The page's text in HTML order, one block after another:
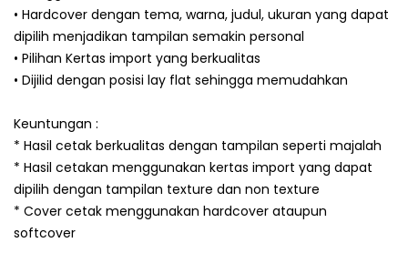
• Hardcover dengan tema, warna, judul, ukuran yang dapat
dipilih menjadikan tampilan semakin personal
• Pilihan Kertas import yang berkualitas
• Dijilid dengan posisi lay flat sehingga memudahkan
Keuntungan :
* Hasil cetak berkualitas dengan tampilan seperti majalah
* Hasil cetakan menggunakan kertas import yang dapat
dipilih dengan tampilan texture dan non texture
* Cover cetak menggunakan hardcover ataupun
softcover